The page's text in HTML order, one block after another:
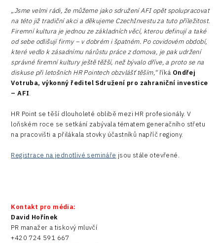
„Jsme velmi rádi, že můžeme jako sdružení AFI opět spolupracovat
na této již tradiční akci a děkujeme CzechInvestu za tuto příležitost.
Firemní kultura je jednou ze základních věcí, kterou definují a také
od sebe odlišují firmy – v dobrém i špatném. Po covidovém období,
které vedlo k zásadnímu nárůstu práce z domova, je pak udržení
správné firemní kultury ještě těžší, než bývalo dříve, a proto se na
diskuse při letošních HR Pointech obzvlášť těším,“říká Ondřej
Votruba, výkonný ředitel Sdružení pro zahraniční investice
– AFI.
HR Point se těší dlouholeté oblibě mezi HR profesionály. V
loňském roce se setkání zabývala tématem generačního střetu
na pracovišti a přilákala stovky účastníků napříč regiony.
Registrace na jednotlivé semináře jsou stále otevřené.
Kontakt pro média:
David Hořínek
PR manažer a tiskový mluvčí
+420 724 591 667